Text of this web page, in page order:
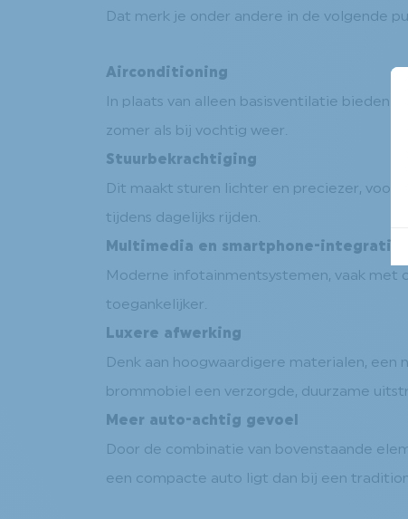
Dat merk je onder andere in de volgende
Airconditioning
In plaats van alleen basisventilatie bieden
zomer als bij vochtig weer.
Stuurbekrachtiging
Dit maakt sturen lichter en preciezer,
tijdens dagelijks rijden.
Multimedia en smartphone-integratie
Moderne infotainmentsystemen, vaak met
toegankelijker.
Luxere afwerking
Denk aan hoogwaardigere materialen,
brommobiel een verzorgde, duurzame
Meer auto-achtig gevoel
Door de combinatie van bovenstaande
een compacte auto ligt dan bij een